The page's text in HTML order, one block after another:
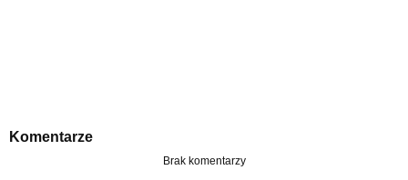
Komentarze
Brak komentarzy